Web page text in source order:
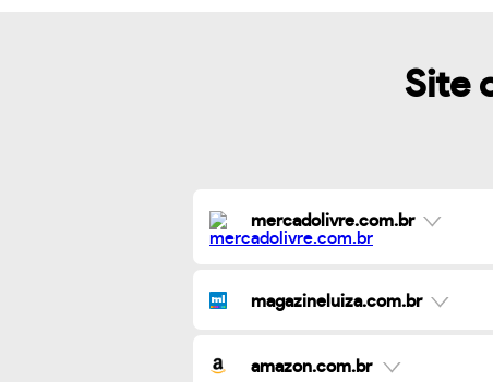
Site
mercadolivre.com.br
magazineluiza.com.br
amazon.com.br